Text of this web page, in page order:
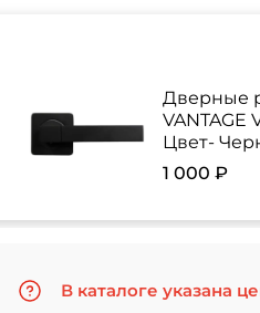
Дверные
VANTAGE
Цвет-
1 000 ₽
В каталоге указана